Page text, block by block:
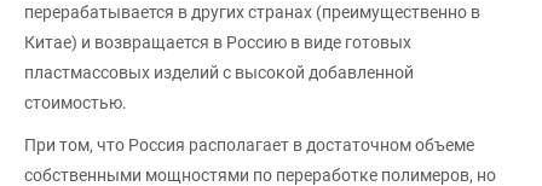
перерабатывается в других странах (преимущественно в
Китае) и возвращается в Россию в виде готовых
пластмассовых изделий с высокой добавленной
стоимостью.
При том, что Россия располагает в достаточном объеме
собственными мощностями по переработке полимеров, но